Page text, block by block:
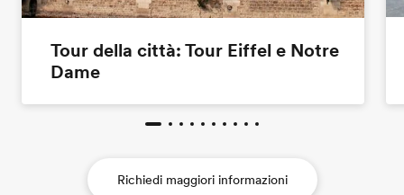
Tour della città: Tour Eiffel e Notre
Dame
Richiedi maggiori informazioni